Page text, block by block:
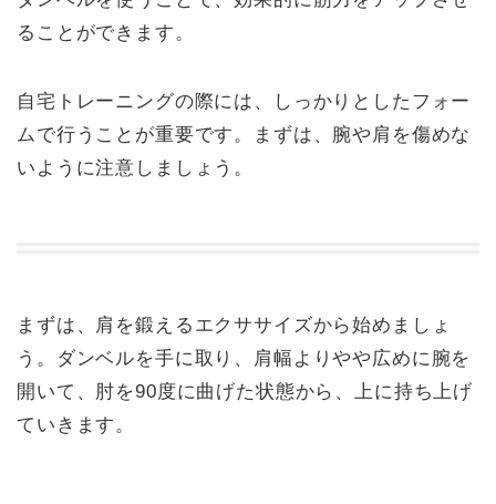
ることができます。
自宅トレーニングの際には、しっかりとしたフォー
ムで行うことが重要です。まずは、腕や肩を傷めな
いように注意しましょう。
まずは、肩を鍛えるエクササイズから始めましょ
う。ダンベルを手に取り、肩幅よりやや広めに腕を
開いて、肘を90度に曲げた状態から、上に持ち上げ
ていきます。